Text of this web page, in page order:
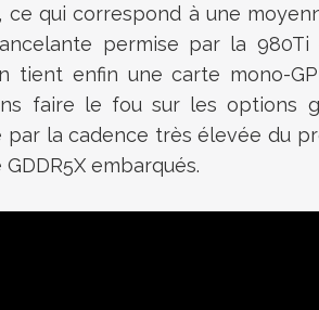
ce qui correspond à une
permise par la
tient enfin une carte mono-
faire le fou sur les options
la cadence très élevée du
embarqués.